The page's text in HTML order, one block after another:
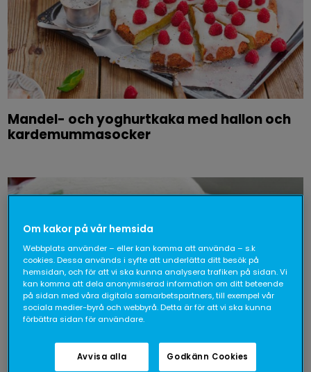
Mandel- och yoghurtkaka med hallon och
kardemummasocker
Om kakor på vår hemsida
Webbplats använder – eller kan komma att använda – s.k
cookies. Dessa används i syfte att underlätta ditt besök på
hemsidan, och för att vi ska kunna analysera trafiken på sidan. Vi
kan komma att dela anonymiserad information om ditt beteende
på sidan med våra digitala samarbetspartners, till exempel vår
sociala medier-byrå och webbyrå. Detta är för att vi ska kunna
förbättra sidan för användare.
Avvisa alla Godkänn Cookies